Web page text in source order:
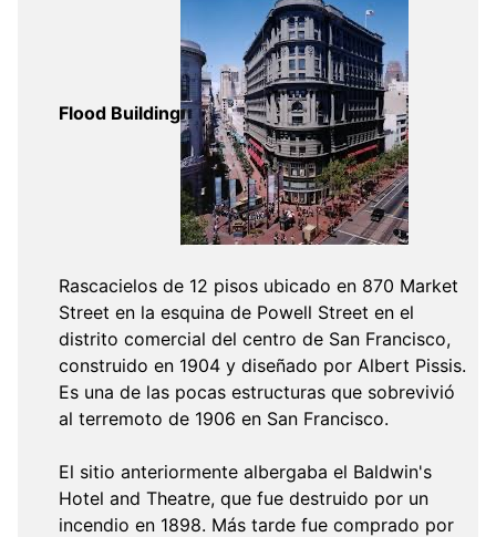
Flood Building
Rascacielos de 12 pisos ubicado en 870 Market
Street en la esquina de Powell Street en el
distrito comercial del centro de San Francisco,
construido en 1904 y diseñado por Albert Pissis.
Es una de las pocas estructuras que sobrevivió
al terremoto de 1906 en San Francisco.
El sitio anteriormente albergaba el Baldwin's
Hotel and Theatre, que fue destruido por un
incendio en 1898. Más tarde fue comprado por